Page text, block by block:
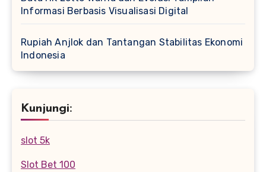
Informasi Berbasis Visualisasi Digital
Rupiah Anjlok dan Tantangan Stabilitas Ekonomi
Indonesia
Kunjungi:
slot 5k
Slot Bet 100